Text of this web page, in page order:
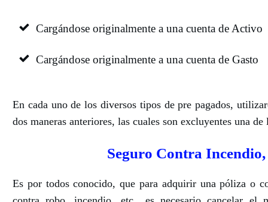
Cargándose originalmente a una cuenta de Activo
Cargándose originalmente a una cuenta de Gasto
En cada uno de los diversos tipos de pre pagados,
dos maneras anteriores, las cuales son excluyentes una de
Seguro Contra
Es por todos conocido, que para adquirir una póliza o